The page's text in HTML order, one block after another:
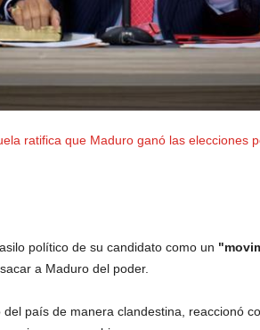
ratifica que Maduro ganó las elecciones
político de su candidato como un
a Maduro del poder.
país de manera clandestina, reaccionó